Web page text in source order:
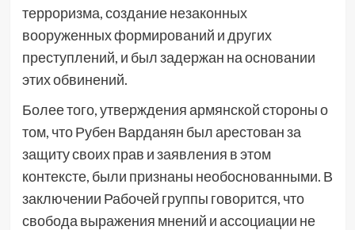
терроризма, создание незаконных
вооруженных формирований и других
преступлений, и был задержан на основании
этих обвинений.
Более того, утверждения армянской стороны о
том, что Рубен Варданян был арестован за
защиту своих прав и заявления в этом
контексте, были признаны необоснованными. В
заключении Рабочей группы говорится, что
свобода выражения мнений и ассоциации не